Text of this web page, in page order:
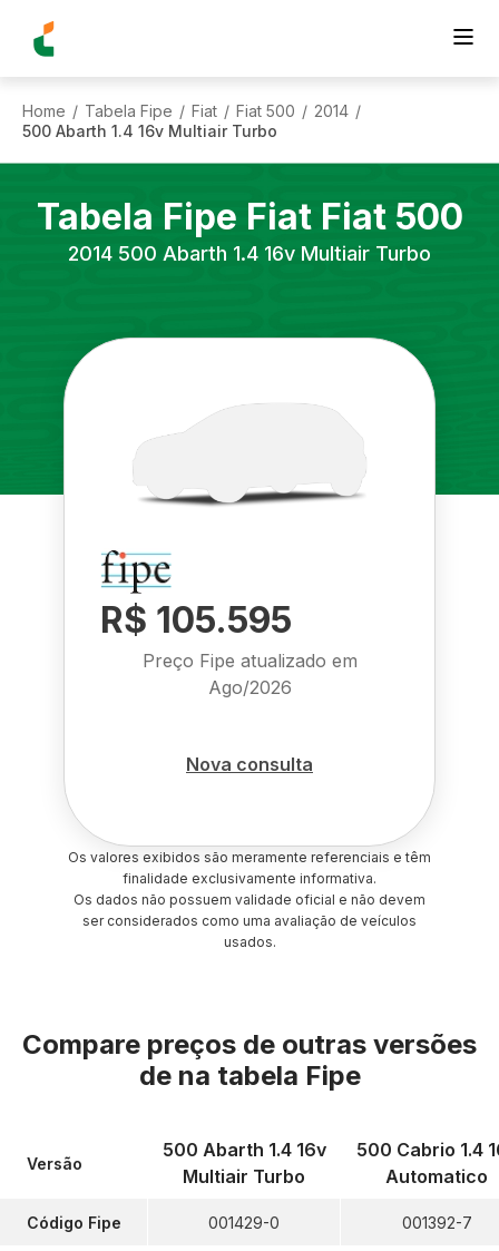
Home / Tabela Fipe / Fiat / Fiat 500 / 2014 /
500 Abarth 1.4 16v Multiair Turbo
Tabela Fipe Fiat Fiat 500
2014 500 Abarth 1.4 16v Multiair Turbo
R$ 105.595
Preço Fipe atualizado em
Ago/2026
Nova consulta
Os valores exibidos são meramente referenciais e têm
finalidade exclusivamente informativa.
Os dados não possuem validade oficial e não devem
ser considerados como uma avaliação de veículos
usados.
Compare preços de outras versões
de na tabela Fipe
Versão
Código Fipe
500 Abarth 1.4 16v
Multiair Turbo
001429-0
500 Cabrio 1.4
Automatico
001392-7